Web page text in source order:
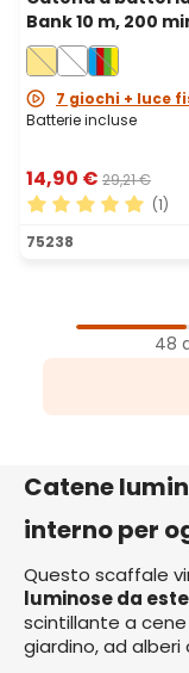
Bank 10 m, 200
bianco caldo, cavo
verde
7 giochi + luce
Batterie incluse
14,90 € 29,21 €
Valutazione
(1)
75238
48
Catene
interno per
Questo scaffale
luminose da
scintillante a
giardino, ad alberi